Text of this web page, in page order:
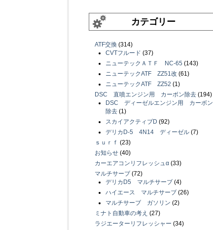
カテゴリー
ATF交換 (314)
CVTフルード (37)
ニューテックＡＴＦ NC-65 (143)
ニューテックATF ZZ51改 (61)
ニューテックATF ZZ52 (1)
DSC 直噴エンジン用 カーボン除去 (194)
DSC ディーゼルエンジン用 カーボン
除去 (1)
スカイアクティブD (92)
デリカD-5 4N14 ディーゼル (7)
ｓｕｒｆ (23)
お知らせ (40)
カーエアコンリフレッシュα (33)
マルチサーブ (72)
デリカD5 マルチサーブ (4)
ハイエース マルチサーブ (26)
マルチサーブ ガソリン (2)
ミナト自動車の考え (27)
ラジエーターリフレッシャー (34)